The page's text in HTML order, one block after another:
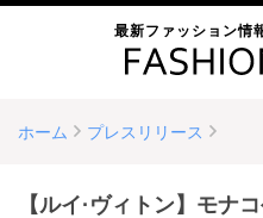
最新ファッション情
ホーム プレスリリース
【ルイ·ヴィトン】モナ